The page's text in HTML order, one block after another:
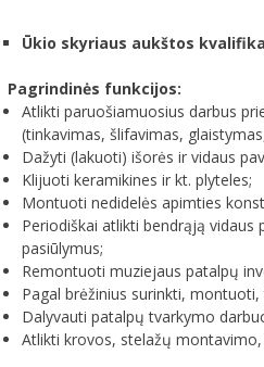
Ūkio skyriaus aukštos
Pagrindinės funkcijos:
Atlikti paruošiamuosius darbus
(tinkavimas, šlifavimas,
Dažyti (lakuoti) išorės ir vidaus
Klijuoti keramikines ir kt. plyteles;
Montuoti nedidelės apimties
Periodiškai atlikti bendrąją
pasiūlymus;
Remontuoti muziejaus patalpų
Pagal brėžinius surinkti,
Dalyvauti patalpų tvarkymo
Atlikti krovos, stelažų